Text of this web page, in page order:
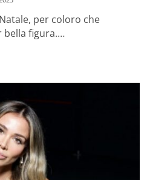
per coloro che
bella figura.…